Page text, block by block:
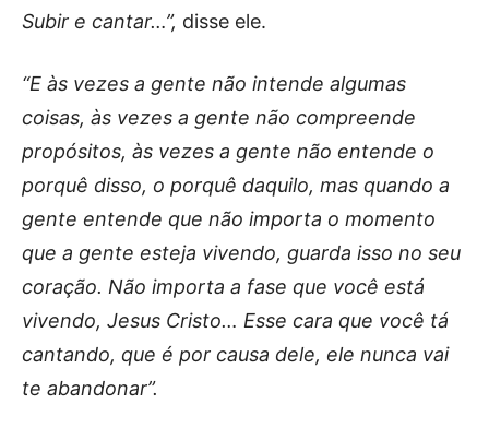
Subir e cantar…”, disse ele.
“E às vezes a gente não intende algumas
coisas, às vezes a gente não compreende
propósitos, às vezes a gente não entende o
porquê disso, o porquê daquilo, mas quando a
gente entende que não importa o momento
que a gente esteja vivendo, guarda isso no seu
coração. Não importa a fase que você está
vivendo, Jesus Cristo… Esse cara que você tá
cantando, que é por causa dele, ele nunca vai
te abandonar”.